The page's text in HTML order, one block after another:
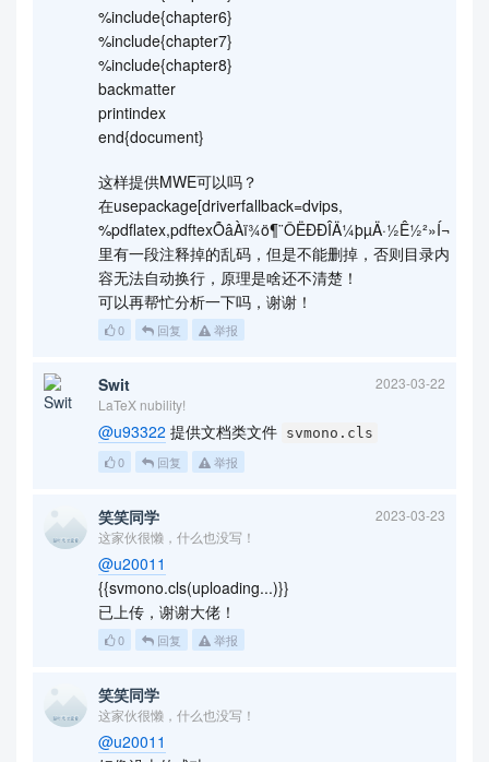
%include{chapter6}
%include{chapter7}
%include{chapter8}
backmatter
printindex
end{document}
这样提供MWE可以吗？
在usepackage[driverfallback=dvips,
%pdflatex,pdftexÕâÀï¾ö¶¨ÔËÐÐÎÄ¼þµÄ·½Ê½²»Í¬
里有一段注释掉的乱码，但是不能删掉，否则目录内
容无法自动换行，原理是啥还不清楚！
可以再帮忙分析一下吗，谢谢！
0 回复 举报
Swit
2023-03-22
LaTeX nubility!
@u93322 提供文档类文件 svmono.cls
0 回复 举报
笑笑同学
2023-03-23
这家伙很懒，什么也没写！
@u20011
{{svmono.cls(uploading...)}}
已上传，谢谢大佬！
0 回复 举报
笑笑同学
这家伙很懒，什么也没写！
@u20011